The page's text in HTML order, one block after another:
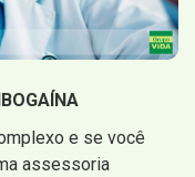
e se você
assessoria